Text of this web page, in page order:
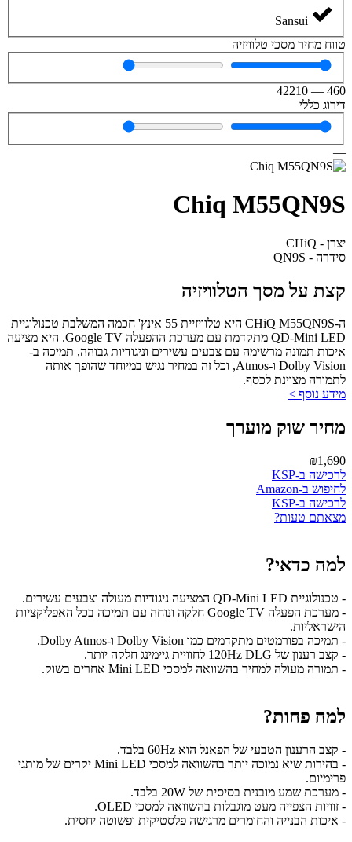
Sansui
טווח מחיר מסכי טלוויזיה
460
—
42210
דירוג כללי
—
Chiq M55QN9S
יצרן - CHiQ
סידרה - QN9S
קצת על מסך הטלוויזיה
ה-CHiQ M55QN9S היא טלוויזיית 55 אינץ' חכמה המשלבת טכנולוגיית
QD-Mini LED מתקדמת עם מערכת ההפעלה Google TV. היא מציעה
איכות תמונה מרשימה עם צבעים עשירים וניגודיות גבוהה, תמיכה ב-
Dolby Vision ו-Atmos, וכל זה במחיר נגיש במיוחד שהופך אותה
לתמורה מצוינת לכסף.
מידע נוסף >
מחיר שוק מוערך
₪1,690
לרכישה ב-KSP
לחיפוש ב-Amazon
לרכישה ב-KSP
מצאתם טעות?
למה כדאי?
- טכנולוגיית QD-Mini LED המציעה ניגודיות מעולה וצבעים עשירים.
- מערכת הפעלה Google TV חלקה ונוחה עם תמיכה בכל האפליקציות
הישראליות.
- תמיכה בפורמטים מתקדמים כמו Dolby Vision ו-Dolby Atmos.
- קצב רענון של 120Hz DLG לחוויית גיימינג חלקה יותר.
- תמורה מעולה למחיר בהשוואה למסכי Mini LED אחרים בשוק.
למה פחות?
- קצב הרענון הטבעי של הפאנל הוא 60Hz בלבד.
- בהירות שיא נמוכה יותר בהשוואה למסכי Mini LED יקרים של מותגי
פרימיום.
- מערכת שמע מובנית בסיסית של 20W בלבד.
- זוויות הצפייה מעט מוגבלות בהשוואה למסכי OLED.
- איכות הבנייה והחומרים מרגישה פלסטיקית ופשוטה יחסית.